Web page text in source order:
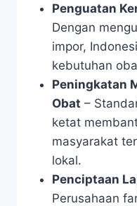
Penguatan
Dengan
impor,
kebutuhan
Peningkatan
Obat –
ketat
masyarakat
lokal.
Penciptaan
Perusahaan